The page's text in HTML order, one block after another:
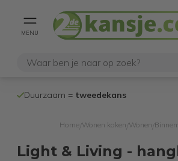
MENU
Duurzaam = tweedekans
Home/ Wonen koken Wonen
Light & Living -